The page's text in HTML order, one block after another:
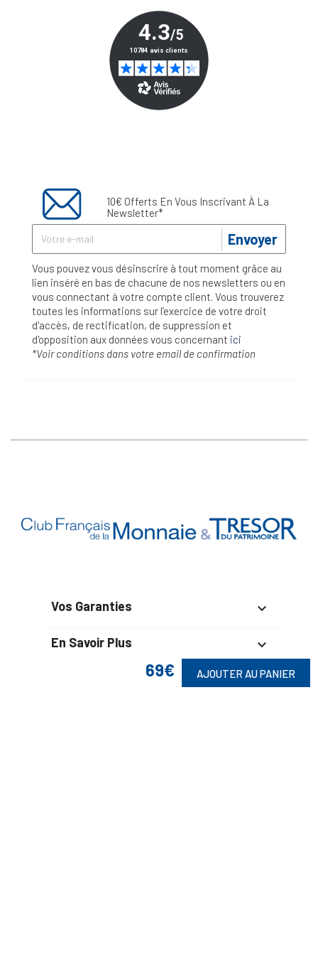
69€ AJOUTER AU PANIER
10€ Offerts En Vous Inscrivant À La
Newsletter*
Envoyer
Vous pouvez vous désinscrire à tout moment grâce au
lien inséré en bas de chacune de nos newsletters ou en
vous connectant à votre compte client. Vous trouverez
toutes les informations sur l’exercice de votre droit
d'accès, de rectification, de suppression et
d'opposition aux données vous concernant ici
*Voir conditions dans votre email de confirmation
Vos Garanties 
En Savoir Plus 
